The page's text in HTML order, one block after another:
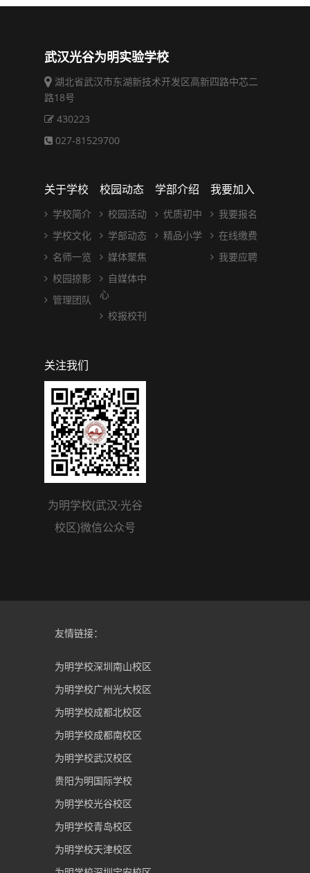
武汉光谷为明实验学校
湖北省武汉市东湖新技术开发区高新四路中芯二
路18号
430223
027-81529700
关于学校
学校简介
学校文化
名师一览
校园掠影
管理团队
校园动态
校园活动
学部动态
媒体聚焦
自媒体中
心
校报校刊
学部介绍
优质初中
精品小学
我要加入
我要报名
在线缴费
我要应聘
关注我们
为明学校(武汉·光谷
校区)微信公众号
友情链接：
为明学校深圳南山校区
为明学校广州光大校区
为明学校成都北校区
为明学校成都南校区
为明学校武汉校区
贵阳为明国际学校
为明学校光谷校区
为明学校青岛校区
为明学校天津校区